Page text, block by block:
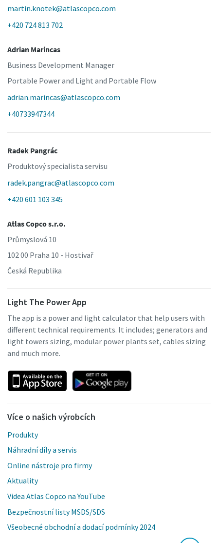
martin.knotek@atlascopco.com
+420 724 813 702
Adrian Marincas
Business Development Manager
Portable Power and Light and Portable Flow
adrian.marincas@atlascopco.com
+40733947344
Radek Pangrác
Produktový specialista servisu
radek.pangrac@atlascopco.com
+420 601 103 345
Atlas Copco s.r.o.
Průmyslová 10
102 00 Praha 10 - Hostivař
Česká Republika
Light The Power App
The app is a power and light calculator that help users with
different technical requirements. It includes; generators and
light towers sizing, modular power plants set, cables sizing
and much more.
Více o našich výrobcích
Produkty
Náhradní díly a servis
Online nástroje pro firmy
Aktuality
Videa Atlas Copco na YouTube
Bezpečnostní listy MSDS/SDS
Všeobecné obchodní a dodací podmínky 2024